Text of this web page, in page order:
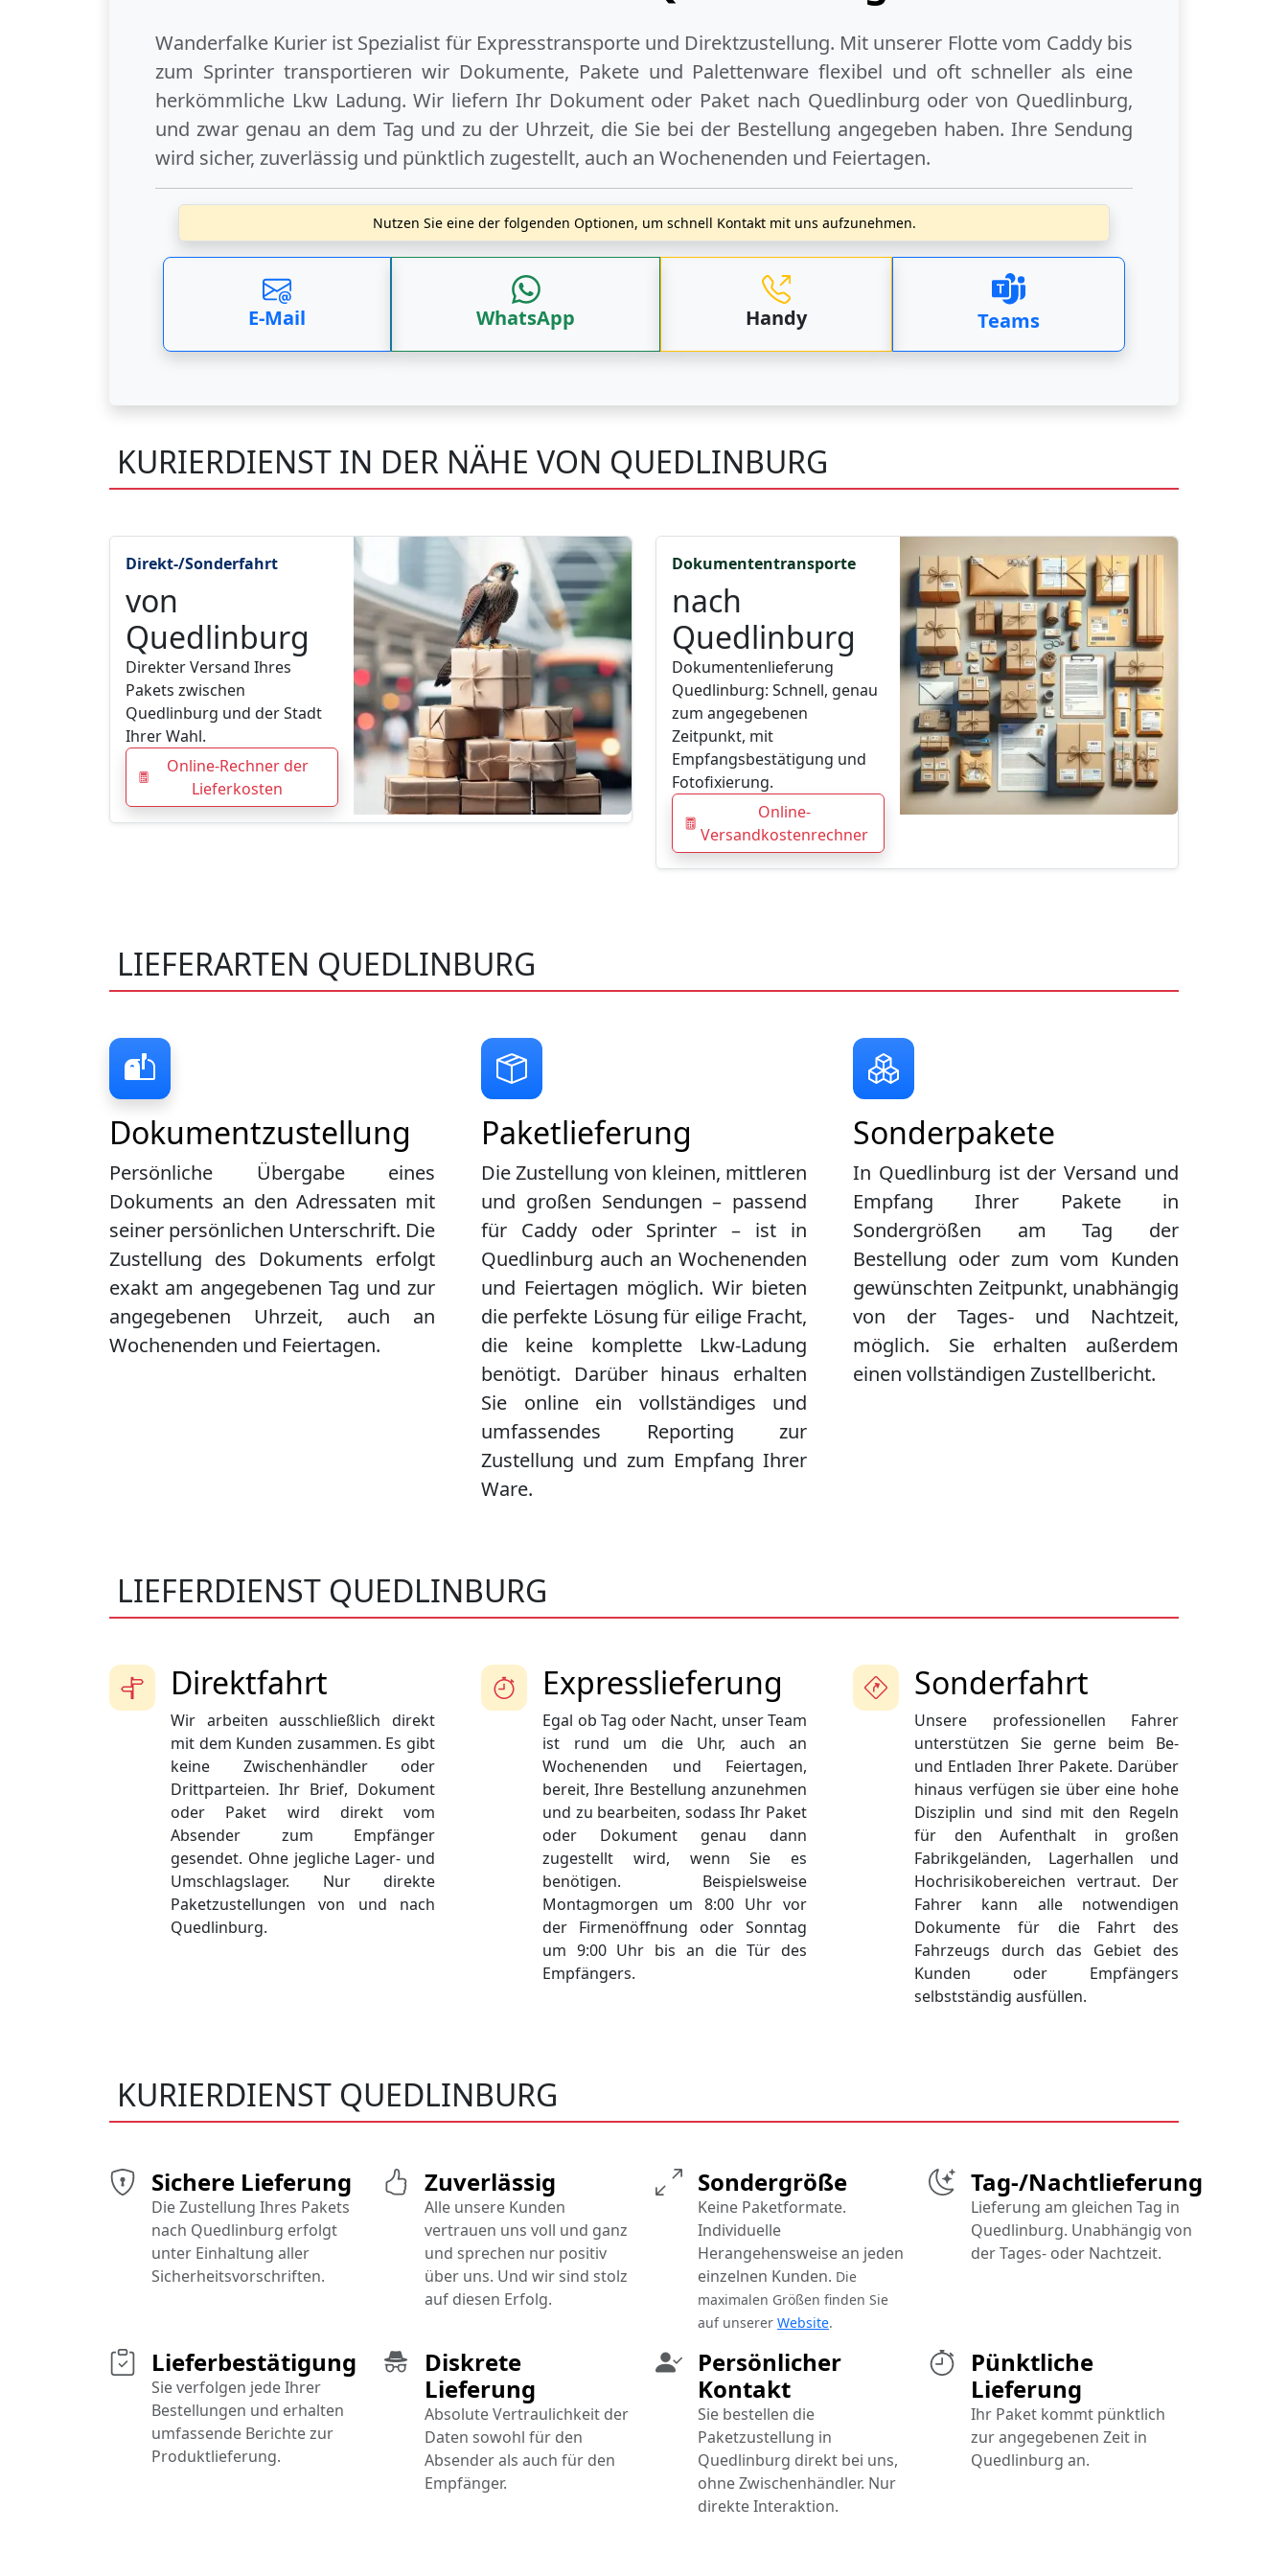
Wanderfalke Kurier ist Spezialist für Expresstransporte und Direktzustellung. Mit unserer Flotte vom Caddy bis
zum Sprinter transportieren wir Dokumente, Pakete und Palettenware flexibel und oft schneller als eine
herkömmliche Lkw Ladung. Wir liefern Ihr Dokument oder Paket nach Quedlinburg odervon Quedlinburg,
und zwar genau an dem Tag und zu der Uhrzeit, die Sie bei der Bestellung angegeben haben. Ihre Sendung
wird sicher, zuverlässig und pünktlich zugestellt, auch an Wochenenden und Feiertagen.
Nutzen Sie eine der folgenden Optionen, um schnell Kontakt mit uns aufzunehmen.
E-Mail WhatsApp Handy Teams
KURIERDIENST IN DER NÄHE VON QUEDLINBURG
Direkt-/Sonderfahrt
von
Quedlinburg
Direkter Versand Ihres
Pakets zwischen
Quedlinburg und der Stadt
Ihrer Wahl.
Online-Rechner der
Lieferkosten
Dokumententransporte
nach
Quedlinburg
Dokumentenlieferung
Quedlinburg: Schnell, genau
zum angegebenen
Zeitpunkt, mit
Empfangsbestätigung und
Fotofixierung.
Online-
Versandkostenrechner
LIEFERARTEN QUEDLINBURG
Dokumentzustellung
Persönliche Übergabe eines
Dokuments an den Adressaten mit
seiner persönlichen Unterschrift. Die
Zustellung des Dokuments erfolgt
exakt am angegebenen Tag und zur
angegebenen Uhrzeit, auch an
Wochenenden und Feiertagen.
Paketlieferung
Die Zustellung von kleinen, mittleren
und großen Sendungen – passend
für Caddy oder Sprinter – ist in
Quedlinburg auch an Wochenenden
und Feiertagen möglich. Wir bieten
die perfekte Lösung für eilige Fracht,
die keine komplette Lkw-Ladung
benötigt. Darüber hinaus erhalten
Sie online ein vollständiges und
umfassendes Reporting zur
Zustellung und zum Empfang Ihrer
Ware.
Sonderpakete
In Quedlinburg ist der Versand und
Empfang Ihrer Pakete in
Sondergrößen am Tag der
Bestellung oder zum vom Kunden
gewünschten Zeitpunkt, unabhängig
von der Tages- und Nachtzeit,
möglich. Sie erhalten außerdem
einen vollständigen Zustellbericht.
LIEFERDIENST QUEDLINBURG
Sonderfahrt
Unsere professionellen Fahrer
unterstützen Sie gerne beim Be-
und Entladen Ihrer Pakete. Darüber
hinaus verfügen sie über eine hohe
Disziplin und sind mit den Regeln
für den Aufenthalt in großen
Fabrikgeländen, Lagerhallen und
Hochrisikobereichen vertraut. Der
Fahrer kann alle notwendigen
Dokumente für die Fahrt des
Fahrzeugs durch das Gebiet des
Kunden oder Empfängers
selbstständig ausfüllen.
Direktfahrt
Wir arbeiten ausschließlich direkt
mit dem Kunden zusammen. Es gibt
keine Zwischenhändler oder
Drittparteien. Ihr Brief, Dokument
oder Paket wird direkt vom
Absender zum Empfänger
gesendet. Ohne jegliche Lager- und
Umschlagslager. Nur direkte
Paketzustellungen von und nach
Quedlinburg.
Expresslieferung
Egal ob Tag oder Nacht, unser Team
ist rund um die Uhr, auch an
Wochenenden und Feiertagen,
bereit, Ihre Bestellung anzunehmen
und zu bearbeiten, sodass Ihr Paket
oder Dokument genau dann
zugestellt wird, wenn Sie es
benötigen. Beispielsweise
Montagmorgen um 8:00 Uhr vor
der Firmenöffnung oder Sonntag
um 9:00 Uhr bis an die Tür des
Empfängers.
KURIERDIENST QUEDLINBURG
Pünktliche
Lieferung
Ihr Paket kommt pünktlich
zur angegebenen Zeit in
Quedlinburg an.
Sichere Lieferung
Die Zustellung Ihres Pakets
nach Quedlinburg erfolgt
unter Einhaltung aller
Sicherheitsvorschriften.
Diskrete
Lieferung
Absolute Vertraulichkeit der
Daten sowohl für den
Absender als auch für den
Empfänger.
Tag-/Nachtlieferung
Lieferung am gleichen Tag in
Quedlinburg. Unabhängig von
der Tages- oder Nachtzeit.
Persönlicher
Kontakt
Sie bestellen die
Paketzustellung in
Quedlinburg direkt bei uns,
ohne Zwischenhändler. Nur
direkte Interaktion.
Sondergröße
Keine Paketformate.
Individuelle
Herangehensweise an jeden
einzelnen Kunden. Die
maximalen Größen finden Sie
auf unserer Website.
Lieferbestätigung
Sie verfolgen jede Ihrer
Bestellungen und erhalten
umfassende Berichte zur
Produktlieferung.
Zuverlässig
Alle unsere Kunden
vertrauen uns voll und ganz
und sprechen nur positiv
über uns. Und wir sind stolz
auf diesen Erfolg.